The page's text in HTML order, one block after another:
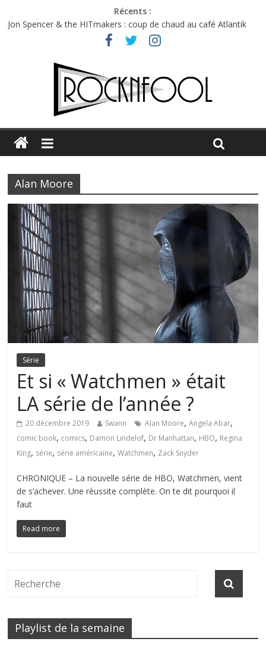
Récents :
Jon Spencer & the HITmakers : coup de chaud au café Atlantik
Hellfest 2026 vendredi : température et émotions en hausse
Hellfest 2026 jeudi : impossible de choisir entre chaleur et bonne
Première édition du Midgard Festival : entre bière, métal et
Charlie Puth à l’Olympia : la leçon de pop du Professeur Puth
Alan Moore
Série
Et si « Watchmen » était
LA série de l’année ?
20 décembre 2019 Swann Alan Moore,Angela Abar,
comic book, comics, Damon Lindelof, Dr Manhattan, HBO, Regina
King, série, série américaine,Watchmen, Zack Snyder
CHRONIQUE – La nouvelle série de HBO, Watchmen, vient
de s’achever. Une réussite complète. On te dit pourquoi il
faut
Read more
Playlist de la semaine